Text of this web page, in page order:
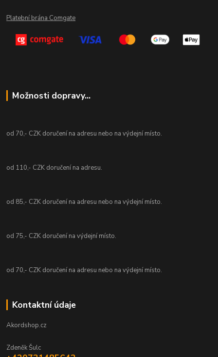
Platební brána Comgate
Možnosti dopravy...
od 70,- CZK doručení na adresu nebo na výdejní místo.
od 110,- CZK doručení na adresu.
od 85,- CZK doručení na adresu nebo na výdejní místo.
od 75,- CZK doručení na výdejní místo.
od 70,- CZK doručení na adresu nebo na výdejní místo.
Kontaktní údaje
Akordshop.cz
Zdeněk Šulc